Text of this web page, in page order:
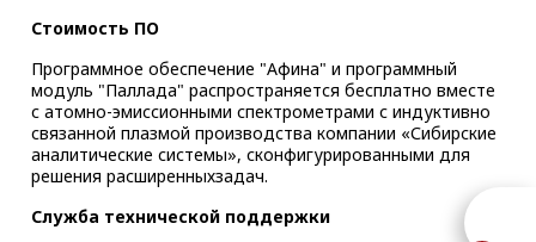
Стоимость ПО
Программное обеспечение "Афина" и программный
модуль "Паллада" распространяется бесплатно вместе
с атомно-эмиссионными спектрометрами с индуктивно
связанной плазмой производства компании «Сибирские
аналитические системы», сконфигурированными для
решения расширенныхзадач.
Служба технической поддержки